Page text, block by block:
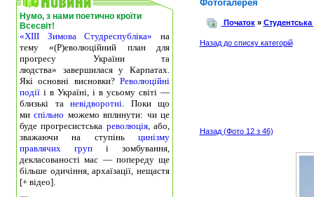
Joomla
Professional
Templates
Club
Нумо, з нами поетично кроїти
Всесвіт!
«ХІІІ Зимова Студреспубліка» на
тему «(Р)еволюційний план для
прогресу України та
людства» завершилася у Карпатах.
Які основні висновки? Революційні
події і в Україні, і в усьому світі —
близькі та невідворотні. Поки що
миспільно можемо вплинути: чи це
буде прогресистська революція, або,
зважаючи на ступінь цинізму
правлячих груп і зомбування,
декласованості мас — попереду ще
більше одичіння, архаїзації, нещастя
[+ відео].
Фотогалерея
Початок» Студентська
Назад до списку категорій
Назад (Фото 12 з 46)